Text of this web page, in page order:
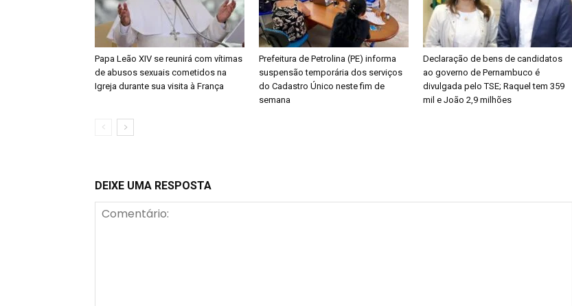
Papa Leão XIV se reunirá com vítimas
de abusos sexuais cometidos na
Igreja durante sua visita à França
Prefeitura de Petrolina (PE) informa
suspensão temporária dos serviços
do Cadastro Único neste fim de
semana
Declaração de bens de candidatos
ao governo de Pernambuco é
divulgada pelo TSE; Raquel tem 359
mil e João 2,9 milhões
DEIXE UMA RESPOSTA